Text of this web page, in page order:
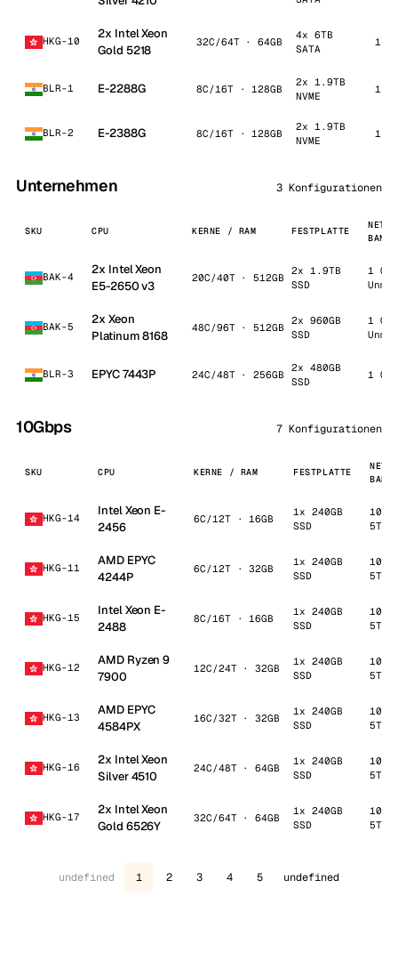
HKG-10
2x Intel Xeon
Gold 5218
32C/64T · 64GB
4x 6TB
SATA
1
BLR-1 E-2288G 8C/16T · 128GB
2x 1.9TB
NVME
1
BLR-2 E-2388G 8C/16T · 128GB
2x 1.9TB
NVME
1
Unternehmen 3 Konfigurationen
SKU CPU KERNE / RAM FESTPLATTE
BAK-4
2x Intel Xeon
E5-2650 v3
20C/40T · 512GB
2x 1.9TB
SSD
1
BAK-5
2x Xeon
Platinum 8168
48C/96T · 512GB
2x 960GB
SSD
1
BLR-3 EPYC 7443P 24C/48T · 256GB
2x 480GB
SSD
1
10Gbps 7 Konfigurationen
SKU CPU KERNE / RAM FESTPLATTE
HKG-14
Intel Xeon E-
2456
6C/12T · 16GB
1x 240GB
SSD
10
5TB
HKG-11
AMD EPYC
4244P
6C/12T · 32GB
1x 240GB
SSD
10
5TB
HKG-15
Intel Xeon E-
2488
8C/16T · 16GB
1x 240GB
SSD
10
5TB
HKG-12
AMD Ryzen 9
7900
12C/24T · 32GB
1x 240GB
SSD
10
5TB
HKG-13
AMD EPYC
4584PX
16C/32T · 32GB
1x 240GB
SSD
10
5TB
HKG-16
2x Intel Xeon
Silver 4510
24C/48T · 64GB
1x 240GB
SSD
10
5TB
HKG-17
2x Intel Xeon
Gold 6526Y
32C/64T · 64GB
1x 240GB
SSD
10
5TB
undefined 1 2 3 4 5 undefined